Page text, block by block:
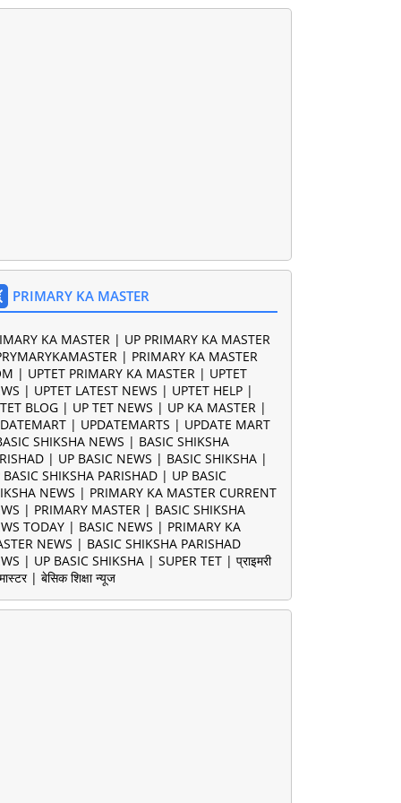
PRIMARY KA MASTER
KA MASTER | UP PRIMARY KA MASTER
| PRIMARY KA MASTER
| UPTET PRIMARY KA MASTER | UPTET
| UPTET LATEST NEWS | UPTET HELP |
BLOG | UP TET NEWS | UP KA MASTER |
| UPDATEMARTS | UPDATE MART
SHIKSHA NEWS | BASIC SHIKSHA
| UP BASIC NEWS | BASIC SHIKSHA |
BASIC SHIKSHA PARISHAD | UP BASIC
NEWS | PRIMARY KA MASTER CURRENT
| PRIMARY MASTER | BASIC SHIKSHA
TODAY | BASIC NEWS | PRIMARY KA
NEWS | BASIC SHIKSHA PARISHAD
| UP BASIC SHIKSHA | SUPER TET | प्राइमरी
| बेसिक शिक्षा न्यूज